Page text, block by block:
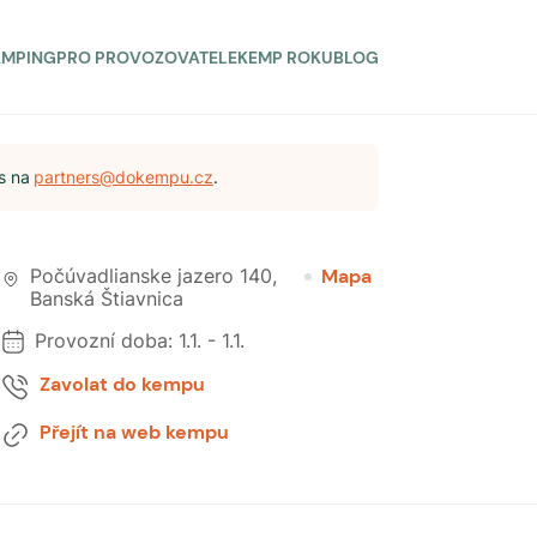
PRO PROVOZOVATELEKEMP ROKUBLOG
na partners@dokempu.cz.
Počúvadlianske jazero 140,
Banská Štiavnica
Mapa
Provozní doba: 1.1. - 1.1.
Zavolat do kempu
Přejít na web kempu